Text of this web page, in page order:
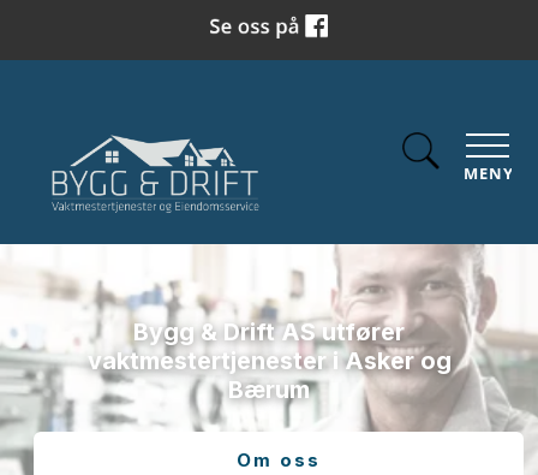
MENY
Bygg & Drift ASutfører
vaktmestertjenester i Asker og
Bærum
Om oss